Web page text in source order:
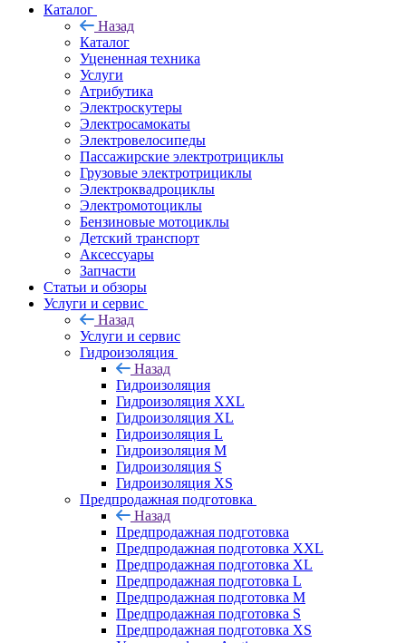
Каталог
Назад
Каталог
Уцененная техника
Услуги
Атрибутика
Электроскутеры
Электросамокаты
Электровелосипеды
Пассажирские электротрициклы
Грузовые электротрициклы
Электроквадроциклы
Электромотоциклы
Бензиновые мотоциклы
Детский транспорт
Аксессуары
Запчасти
Статьи и обзоры
Услуги и сервис
Назад
Услуги и сервис
Гидроизоляция
Назад
Гидроизоляция
Гидроизоляция XXL
Гидроизоляция XL
Гидроизоляция L
Гидроизоляция M
Гидроизоляция S
Гидроизоляция XS
Предпродажная подготовка
Назад
Предпродажная подготовка
Предпродажная подготовка XXL
Предпродажная подготовка XL
Предпродажная подготовка L
Предпродажная подготовка M
Предпродажная подготовка S
Предпродажная подготовка XS